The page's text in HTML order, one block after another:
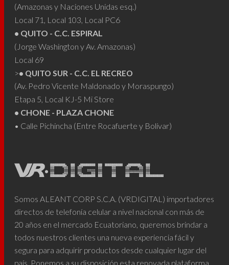
(Amazonas y Naciones Unidas esq.)
Local 71, Local 103, Local PC6
• QUITO - C.C. ESPIRAL
(Jorge Washington y Av. Amazonas)
Local 69
>• QUITO SUR - C.C. EL RECREO
(Av. Pedro Vicente Maldonado y Moraspungo)
Etapa 5, Local KJ-5 Mi Store
• CHONE - PLAZA CHONE
• Calle Pichincha (Entre Rocafuerte y Bolívar)
Somos ALEANT CORP S.C.A. (VRDIGITAL) importadores
directos de telefonía celular a nivel nacional con más de
20 años en el mercado Ecuatoriano, queremos brindar a
todos nuestros clientes una nueva experiencia fácil y
segura para adquirir productos desde cualquier lugar del
país. Ponemos a su disposición esta renovada plataforma